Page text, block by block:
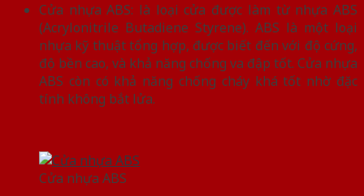
Cửa nhựa ABS: là loại cửa được làm từ nhựa ABS
(Acrylonitrile Butadiene Styrene). ABS là một loại
nhựa kỹ thuật tổng hợp, được biết đến với độ cứng,
độ bền cao, và khả năng chống va đập tốt. Cửa nhựa
ABS còn có khả năng chống cháy khá tốt nhờ đặc
tính không bắt lửa.
Cửa nhựa ABS